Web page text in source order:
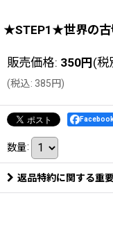
★STEP1★世界の
販売価格: 350円(税
(税込: 385円)
数量:
返品特約に関する重